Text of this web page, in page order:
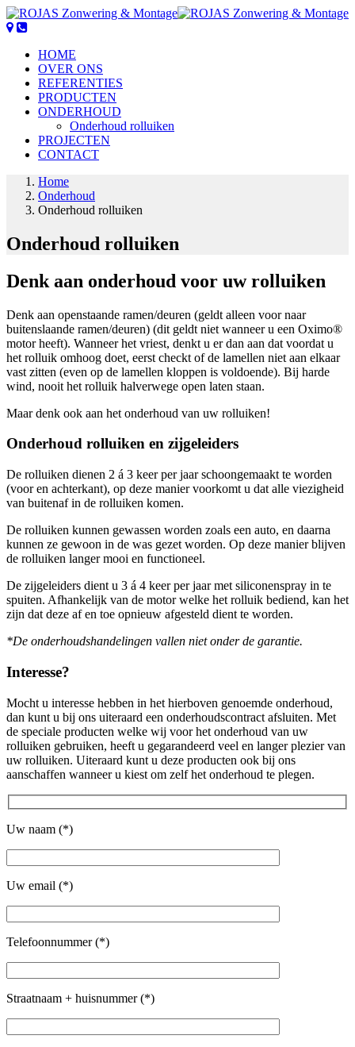
HOME
OVER ONS
REFERENTIES
PRODUCTEN
ONDERHOUD
Onderhoud rolluiken
PROJECTEN
CONTACT
Home
Onderhoud
Onderhoud rolluiken
Onderhoud rolluiken
Denk aan onderhoud voor uw rolluiken
Denk aan openstaande ramen/deuren (geldt alleen voor naar
buitenslaande ramen/deuren) (dit geldt niet wanneer u een Oximo®
motor heeft). Wanneer het vriest, denkt u er dan aan dat voordat u
het rolluik omhoog doet, eerst checkt of de lamellen niet aan elkaar
vast zitten (even op de lamellen kloppen is voldoende). Bij harde
wind, nooit het rolluik halverwege open laten staan.
Maar denk ook aan het onderhoud van uw rolluiken!
Onderhoud rolluiken en zijgeleiders
De rolluiken dienen 2 á 3 keer per jaar schoongemaakt te worden
(voor en achterkant), op deze manier voorkomt u dat alle viezigheid
van buitenaf in de rolluiken komen.
De rolluiken kunnen gewassen worden zoals een auto, en daarna
kunnen ze gewoon in de was gezet worden. Op deze manier blijven
de rolluiken langer mooi en functioneel.
De zijgeleiders dient u 3 á 4 keer per jaar met siliconenspray in te
spuiten. Afhankelijk van de motor welke het rolluik bediend, kan het
zijn dat deze af en toe opnieuw afgesteld dient te worden.
*De onderhoudshandelingen vallen niet onder de garantie.
Interesse?
Mocht u interesse hebben in het hierboven genoemde onderhoud,
dan kunt u bij ons uiteraard een onderhoudscontract afsluiten. Met
de speciale producten welke wij voor het onderhoud van uw
rolluiken gebruiken, heeft u gegarandeerd veel en langer plezier van
uw rolluiken. Uiteraard kunt u deze producten ook bij ons
aanschaffen wanneer u kiest om zelf het onderhoud te plegen.
Uw naam (*)
Uw email (*)
Telefoonnummer (*)
Straatnaam + huisnummer (*)